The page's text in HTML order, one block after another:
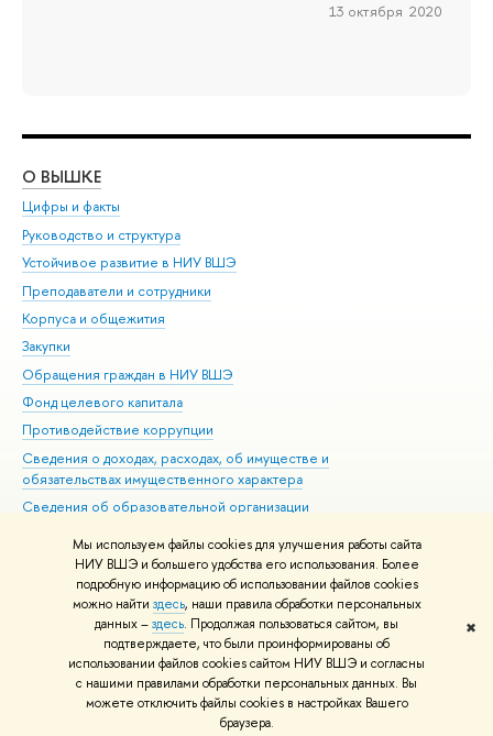
Мы используем файлы cookies для улучшения работы сайта
НИУ ВШЭ и большего удобства его использования. Более
подробную информацию об использовании файлов cookies
можно найти здесь, наши правила обработки персональных
данных –здесь. Продолжая пользоваться сайтом, вы
подтверждаете, что были проинформированы об
использовании файлов cookies сайтом НИУ ВШЭ и согласны
с нашими правилами обработки персональных данных. Вы
можете отключить файлы cookies в настройках Вашего
браузера.
✖
13 октября 2020
О ВЫШКЕ
Цифры и факты
Руководство и структура
Устойчивое развитие в НИУ ВШЭ
Преподаватели и сотрудники
Корпуса и общежития
Закупки
Обращения граждан в НИУ ВШЭ
Фонд целевого капитала
Противодействие коррупции
Сведения о доходах, расходах, об имуществе и
обязательствах имущественного характера
Сведения об образовательной организации
Людям с ограниченными возможностями здоровья
Единая платежная страница
Работа в Вышке
© НИУ ВШЭ 1993–2026 Адреса и контакты Условия использования
материалов Политика конфиденциальности Карта сайта
Шрифты HSE Sans и HSE Slab разработаны вШколе дизайна НИУ ВШЭ